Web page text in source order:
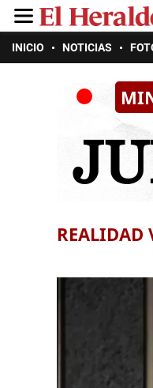
INICIO NOTICIAS
REALIDAD